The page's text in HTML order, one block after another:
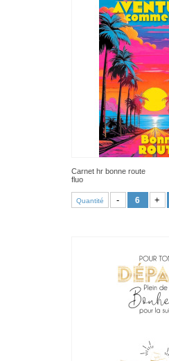
Carnet hr bonne route
fluo
Quantité - +